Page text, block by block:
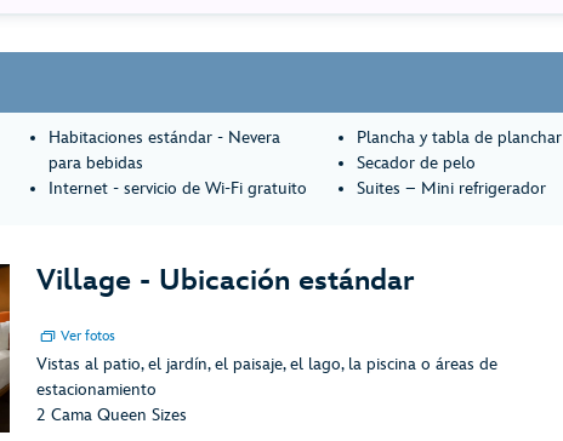
Habitaciones estándar - Nevera
para bebidas
Internet - servicio de Wi-Fi gratuito
Plancha y tabla de planchar
Secador de pelo
Suites – Mini refrigerador
Village - Ubicación estándar
Ver fotos
Vistas al patio, el jardín, el paisaje, el lago, la piscina o áreas de
estacionamiento
2 Cama Queen Sizes